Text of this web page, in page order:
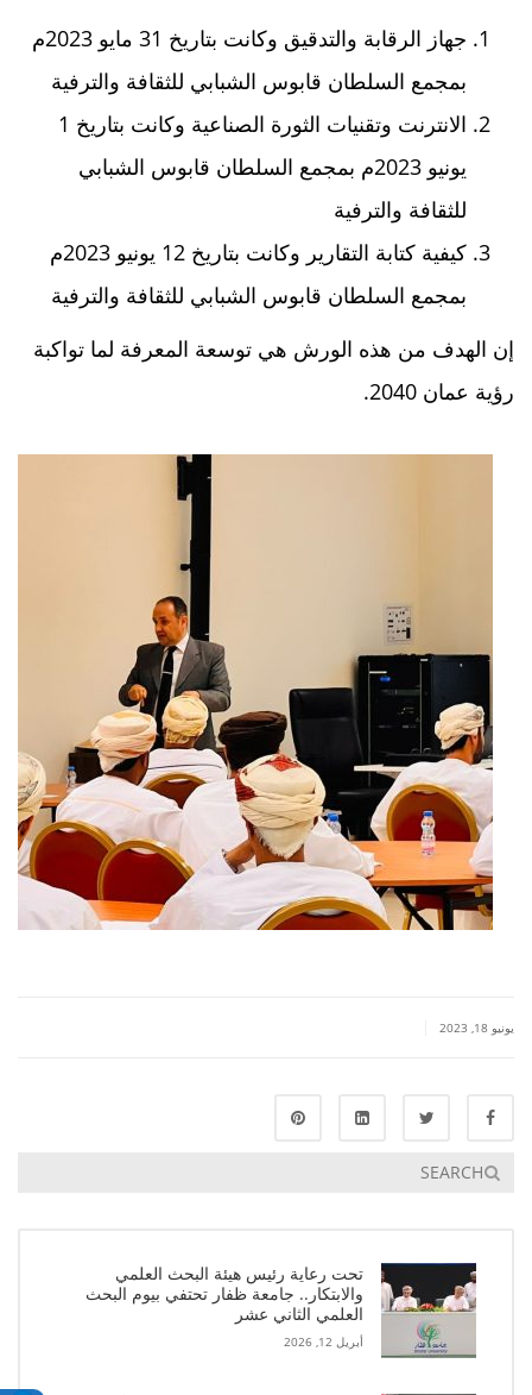
جهاز الرقابة والتدقيق وكانت بتاريخ 31 مايو 2023م
بمجمع السلطان قابوس الشبابي للثقافة والترفية
الانترنت وتقنيات الثورة الصناعية وكانت بتاريخ 1
يونيو 2023م بمجمع السلطان قابوس الشبابي
للثقافة والترفية
كيفية كتابة التقارير وكانت بتاريخ 12 يونيو 2023م
بمجمع السلطان قابوس الشبابي للثقافة والترفية
إن الهدف من هذه الورش هي توسعة المعرفة لما تواكبة
رؤية عمان 2040.
يونيو 18, 2023
تحت رعاية رئيس هيئة البحث العلمي
والابتكار.. جامعة ظفار تحتفي بيوم البحث
العلمي الثاني عشر
أبريل 12, 2026